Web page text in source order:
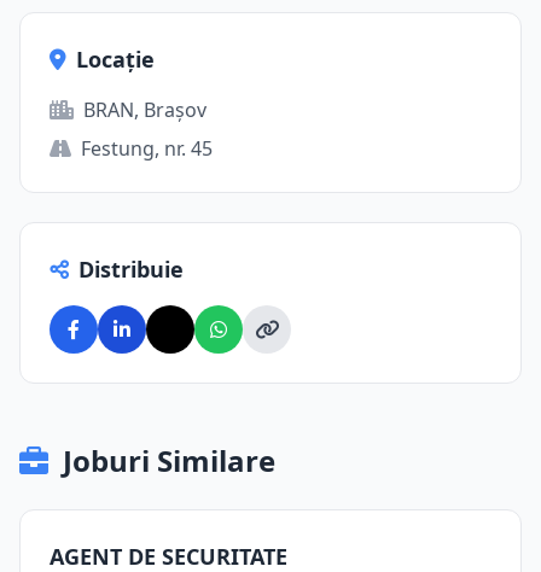
Locație
BRAN, Brașov
Festung, nr. 45
Distribuie
Joburi Similare
AGENT DE SECURITATE